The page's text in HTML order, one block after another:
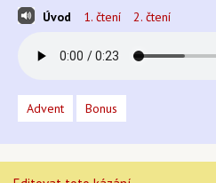
Úvod 1. čtení 2. čtení
Advent Bonus